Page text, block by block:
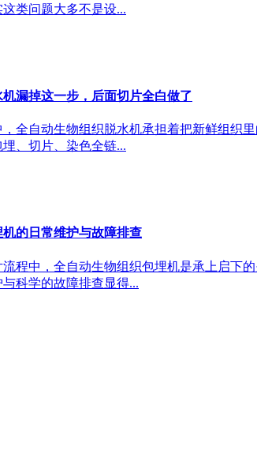
类问题大多不是设...
漏掉这一步，后面切片全白做了
全自动生物组织脱水机承担着把新鲜组织
、切片、染色全链...
的日常维护与故障排查
程中，全自动生物组织包埋机是承上启下
科学的故障排查显得...